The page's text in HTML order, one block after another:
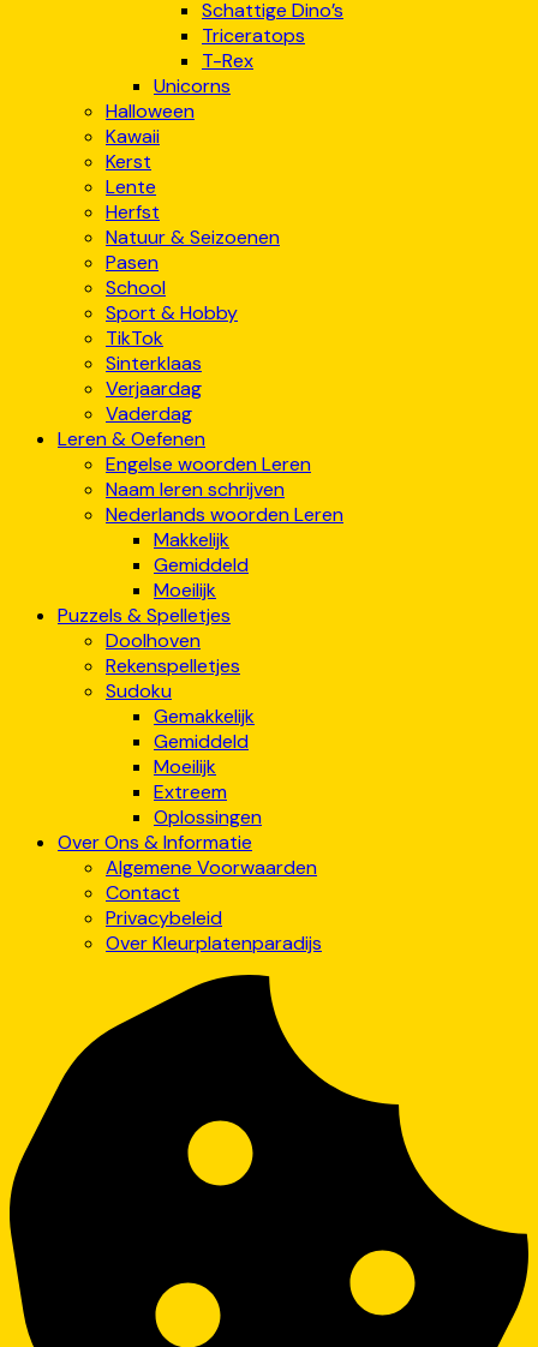
Schattige Dino’s
Triceratops
T-Rex
Unicorns
Halloween
Kawaii
Kerst
Lente
Herfst
Natuur & Seizoenen
Pasen
School
Sport & Hobby
TikTok
Sinterklaas
Verjaardag
Vaderdag
Leren & Oefenen
Engelse woorden Leren
Naam leren schrijven
Nederlands woorden Leren
Makkelijk
Gemiddeld
Moeilijk
Puzzels & Spelletjes
Doolhoven
Rekenspelletjes
Sudoku
Gemakkelijk
Gemiddeld
Moeilijk
Extreem
Oplossingen
Over Ons & Informatie
Algemene Voorwaarden
Contact
Privacybeleid
Over Kleurplatenparadijs